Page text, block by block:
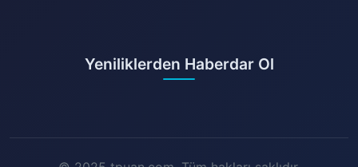
Yeniliklerden Haberdar Ol